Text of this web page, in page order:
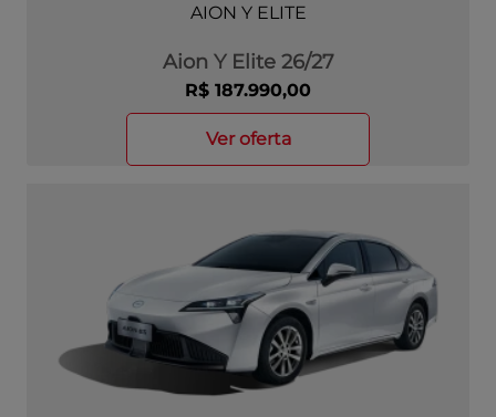
AION Y ELITE
Aion Y Elite 26/27
R$ 187.990,00
ver oferta